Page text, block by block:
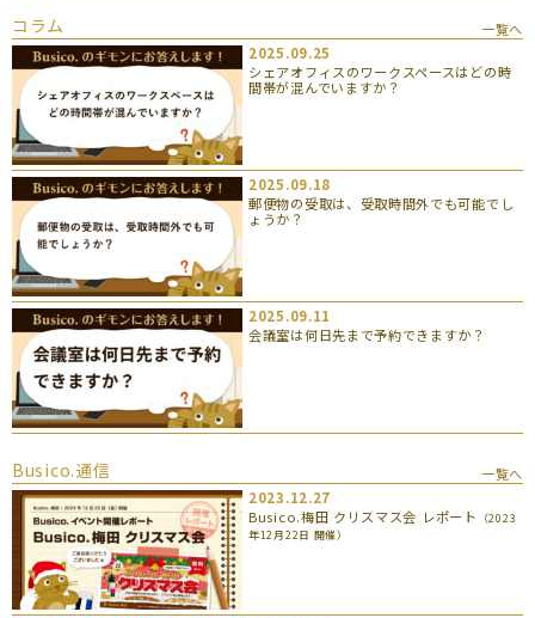
コラム
一覧へ
2025.09.25
シェアオフィスのワークスペースはどの時
間帯が混んでいますか？
2025.09.18
郵便物の受取は、受取時間外でも可能でし
ょうか？
2025.09.11
会議室は何日先まで予約できますか？
Busico.通信
一覧へ
2023.12.27
Busico.梅田 クリスマス会 レポート
（2023
年12月22日 開催）